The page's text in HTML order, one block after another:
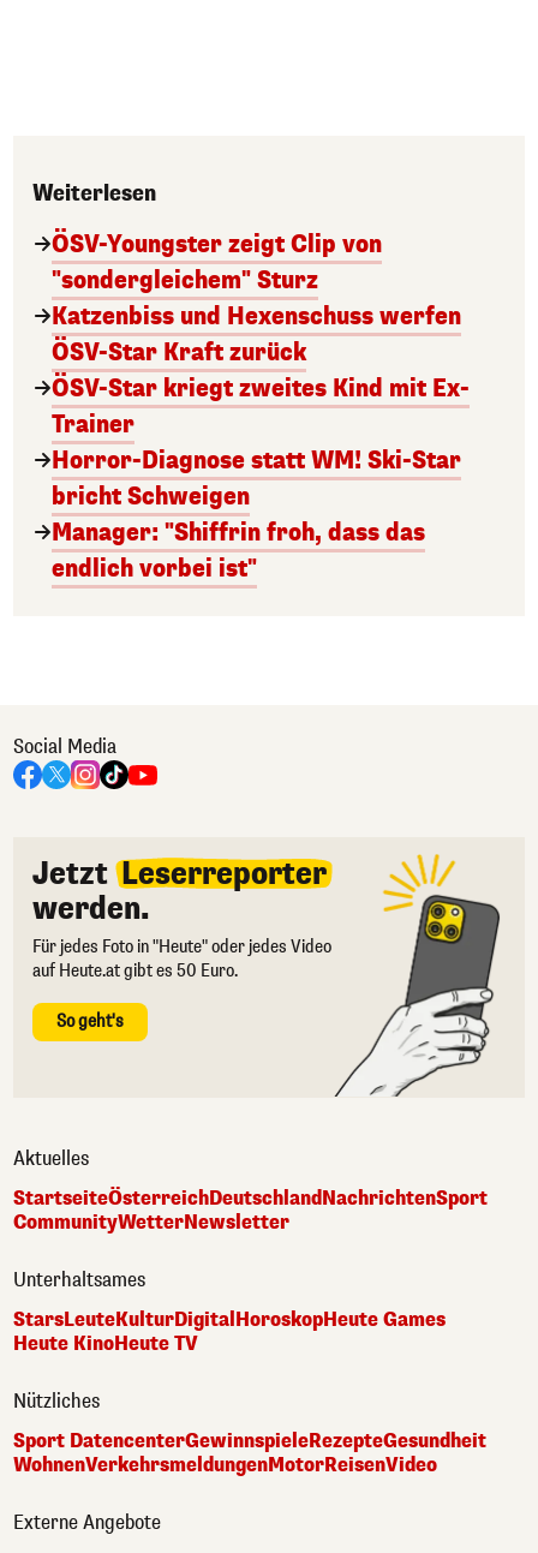
Weiterlesen
ÖSV-Youngster zeigt Clip von
"sondergleichem" Sturz
Katzenbiss und Hexenschuss werfen
ÖSV-Star Kraft zurück
ÖSV-Star kriegt zweites Kind mit Ex-
Trainer
Horror-Diagnose statt WM! Ski-Star
bricht Schweigen
Manager: "Shiffrin froh, dass das
endlich vorbei ist"
Social Media
Jetzt Leserreporter
werden.
Für jedes Foto in "Heute" oder jedes Video
auf Heute.at gibt es 50 Euro.
So geht's
Aktuelles
StartseiteÖsterreichDeutschlandNachrichtenSport
CommunityWetterNewsletter
Unterhaltsames
StarsLeuteKulturDigital HoroskopHeute Games
Heute KinoHeute TV
Nützliches
Sport DatencenterGewinnspieleRezepteGesundheit
WohnenVerkehrsmeldungenMotorReisenVideo
Externe Angebote